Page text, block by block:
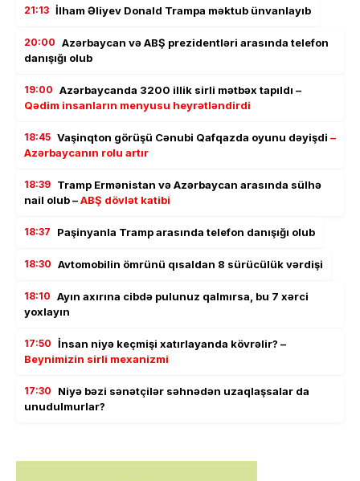
21:13 İlham Əliyev Donald Trampa məktub ünvanlayıb
20:00 Azərbaycan və ABŞ prezidentləri arasında telefon
danışığı olub
19:00 Azərbaycanda 3200 illik sirli mətbəx tapıldı –
Qədim insanların menyusu heyrətləndirdi
18:45 Vaşinqton görüşü Cənubi Qafqazda oyunu dəyişdi –
Azərbaycanın rolu artır
18:39 Tramp Ermənistan və Azərbaycan arasında sülhə
nail olub –ABŞ dövlət katibi
18:37 Paşinyanla Tramp arasında telefon danışığı olub
18:30 Avtomobilin ömrünü qısaldan 8 sürücülük vərdişi
18:10 Ayın axırına cibdə pulunuz qalmırsa, bu 7 xərci
yoxlayın
17:50 İnsan niyə keçmişi xatırlayanda kövrəlir? –
Beynimizin sirli mexanizmi
17:30
Niyə bəzi sənətçilər səhnədən uzaqlaşsalar da
unudulmurlar?